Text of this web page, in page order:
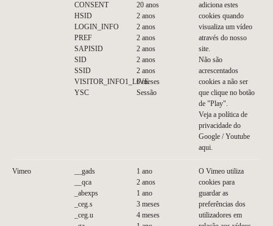
CONSENT
HSID
LOGIN_INFO
PREF
SAPISID
SID
SSID
VISITOR_INFO1_LIVE
YSC
20 anos
2 anos
2 anos
2 anos
2 anos
2 anos
2 anos
6 meses
Sessão
adiciona estes
cookies quando
visualiza um vídeo
através do nosso
site.
Não são
acrescentados
cookies a não ser
que clique no botão
de "Play".
Veja a política de
privacidade do
Google / Youtube
aqui.
Vimeo
__gads
__qca
_abexps
_ceg.s
_ceg.u
1 ano
2 anos
1 ano
3 meses
4 meses
O Vimeo utiliza
cookies para
guardar as
preferências dos
utilizadores em